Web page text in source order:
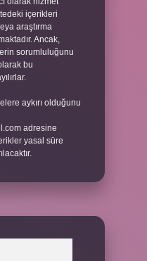
içerikleri
araştırma
Ancak,
sorumluluğunu
bu
aykırı olduğunu
adresine
yasal süre